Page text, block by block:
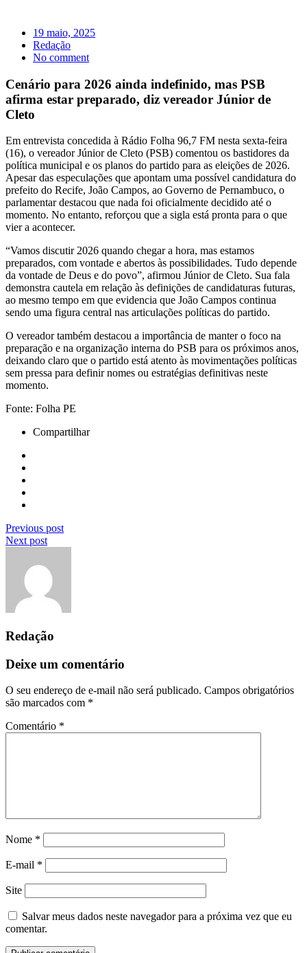
19 maio, 2025
Redação
No comment
Cenário para 2026 ainda indefinido, mas PSB
afirma estar preparado, diz vereador Júnior de
Cleto
Em entrevista concedida à Rádio Folha 96,7 FM nesta sexta-feira
(16), o vereador Júnior de Cleto (PSB) comentou os bastidores da
política municipal e os planos do partido para as eleições de 2026.
Apesar das especulações que apontam uma possível candidatura do
prefeito do Recife, João Campos, ao Governo de Pernambuco, o
parlamentar destacou que nada foi oficialmente decidido até o
momento. No entanto, reforçou que a sigla está pronta para o que
vier a acontecer.
“Vamos discutir 2026 quando chegar a hora, mas estamos
preparados, com vontade e abertos às possibilidades. Tudo depende
da vontade de Deus e do povo”, afirmou Júnior de Cleto. Sua fala
demonstra cautela em relação às definições de candidaturas futuras,
ao mesmo tempo em que evidencia que João Campos continua
sendo uma figura central nas articulações políticas do partido.
O vereador também destacou a importância de manter o foco na
preparação e na organização interna do PSB para os próximos anos,
deixando claro que o partido está atento às movimentações políticas
sem pressa para definir nomes ou estratégias definitivas neste
momento.
Fonte: Folha PE
Compartilhar
Previous post
Next post
Redação
Deixe um comentário
O seu endereço de e-mail não será publicado. Campos obrigatórios
são marcados com *
Comentário *
Nome *
E-mail *
Site
Salvar meus dados neste navegador para a próxima vez que eu
comentar.